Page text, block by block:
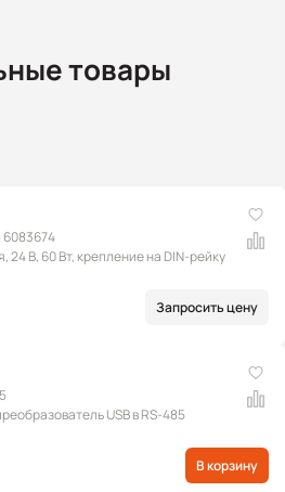
товары
6083674
24 В, 60 Вт, крепление на DIN-рейку
Запросить цену
USB в RS-485
В корзину